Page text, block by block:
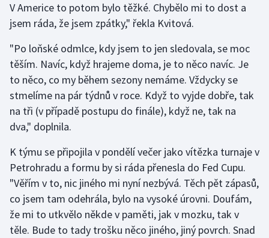
Gymnastika
Jezdectví
Judo
Krasobruslení
Lezení
Lyže a snowboard
Moderní pětiboj
V Americe to potom bylo těžké. Chybělo mi to dost a
jsem ráda, že jsem zpátky," řekla Kvitová.
"Po loňské odmlce, kdy jsem to jen sledovala, se moc
těším. Navíc, když hrajeme doma, je to něco navíc. Je
to něco, co my během sezony nemáme. Vždycky se
stmelíme na pár týdnů v roce. Když to vyjde dobře, tak
na tři (v případě postupu do finále), když ne, tak na
dva," doplnila.
K týmu se připojila v pondělí večer jako vítězka turnaje v
Petrohradu a formu by si ráda přenesla do Fed Cupu.
"Věřím v to, nic jiného mi nyní nezbývá. Těch pět zápasů,
co jsem tam odehrála, bylo na vysoké úrovni. Doufám,
že mi to utkvělo někde v paměti, jak v mozku, tak v
těle. Bude to tady trošku něco jiného, jiný povrch. Snad